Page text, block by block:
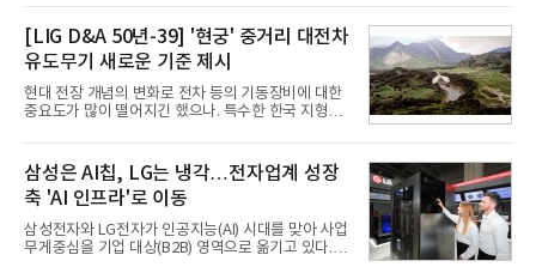
폼팩터 변화가 영향
지난해 5742억원의 순손실을 내며 신용등급 하향검
토 대상에 올라 있다. 두산의 연결 기준 부채비율도 인
수금융 1조원을 가정할 경우 200%에 근접한 191%
까지 오를 것으로 신용평가사들은 추산하고 있다.10
일 금융감독원 전자공시와 업계 등에 따르면 ㈜두산
은 지난달 31일 이사회를 열고 SK㈜가 보유한 SK실
트론 지분 70.61%를 인수하는 주식매매계약(SPA)
다. 매각 대상 지분은 SK㈜가
[LIG D&A 50년-39] '현궁' 중거리 대전차
유도무기 새로운 기준 제시
현대 전장 개념의 변화로 전차 등의 기동장비에 대한
중요도가 많이 떨어지긴 했으나. 특수한 한국 지형을
로 평가되고 있다. 그러나 우리 군이 운용 중인 대전차
무기는 관통력과 유효사거리 모두 만족스럽지 못해
적 전차 파괴에 효과적이지 못했다. 특히 노후화된 대
전차 무기에 대한 군수지원이 미흡해 전력 발휘가 어
려웠다.따라서 부족한 사거리의 한계를 극복하고 아
군의 생존성을 극대화할 수 있는 대전차 유도무기 개
발이 절실했다.2007년부터 국방과학연구소(ADD) 주
삼성은 AI칩, LG는 냉각…전자업계 성장
축 'AI 인프라'로 이동
삼성전자와 LG전자가 인공지능(AI) 시대를 맞아 사업
무게중심을 기업 대상(B2B) 영역으로 옮기고 있다.